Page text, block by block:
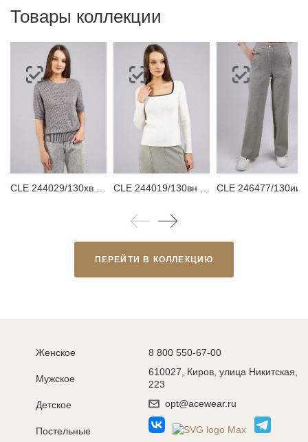
Товары коллекции
ПЕРЕЙТИ В КОЛЛЕКЦИЮ
Женское
Мужское
Детское
Постельные
8 800 550-67-00
610027, Киров, улица Никитская,
223
opt@acewear.ru